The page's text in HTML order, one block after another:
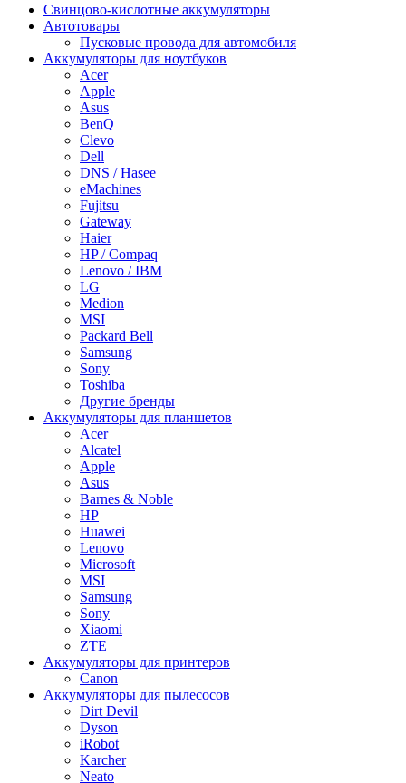
Cвинцово-кислотные аккумуляторы
Автотовары
Пусковые провода для автомобиля
Аккумуляторы для ноутбуков
Acer
Apple
Asus
BenQ
Clevo
Dell
DNS / Hasee
eMachines
Fujitsu
Gateway
Haier
HP / Compaq
Lenovo / IBM
LG
Medion
MSI
Packard Bell
Samsung
Sony
Toshiba
Другие бренды
Аккумуляторы для планшетов
Acer
Alcatel
Apple
Asus
Barnes & Noble
HP
Huawei
Lenovo
Microsoft
MSI
Samsung
Sony
Xiaomi
ZTE
Аккумуляторы для принтеров
Canon
Аккумуляторы для пылесосов
Dirt Devil
Dyson
iRobot
Karcher
Neato